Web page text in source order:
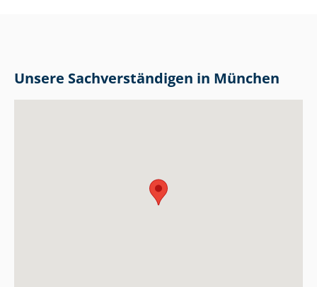
Unsere Sach­ver­stän­di­gen in München